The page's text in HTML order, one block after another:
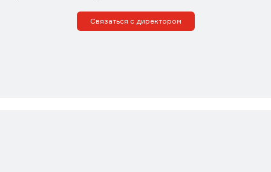
Связаться с директором